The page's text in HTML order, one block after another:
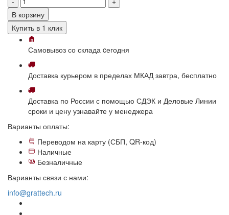
В корзину
Купить в 1 клик
Самовывоз со склада cегодня
Доставка курьером в пределах МКАД завтра, бесплатно
Доставка по России с помощью СДЭК и Деловые Линии
сроки и цену узнавайте у менеджера
Варианты оплаты:
Переводом на карту (СБП, QR-код)
Наличные
Безналичные
Варианты связи с нами:
info@grattech.ru